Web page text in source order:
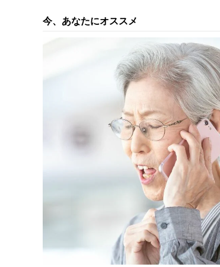
今、あなたにオススメ